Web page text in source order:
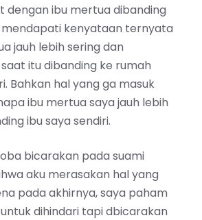
dengan ibu mertua dibanding
mendapati kenyataan ternyata
jauh lebih sering dan
itu dibanding ke rumah
Bahkan hal yang ga masuk
ibu mertua saya jauh lebih
ibu saya sendiri.
bicarakan pada suami
aku merasakan hal yang
pada akhirnya, saya paham
dihindari tapi dbicarakan